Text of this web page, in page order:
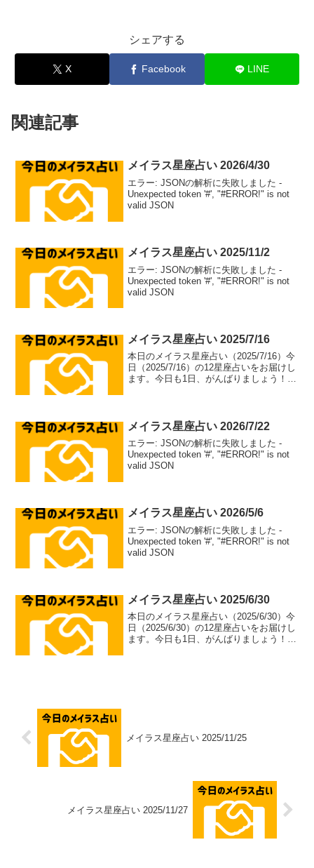
シェアする
X Facebook LINE
関連記事
メイラス星座占い 2026/4/30
エラー: JSONの解析に失敗しました -
Unexpected token '#', "#ERROR!" is not
valid JSON
メイラス星座占い 2025/11/2
エラー: JSONの解析に失敗しました -
Unexpected token '#', "#ERROR!" is not
valid JSON
メイラス星座占い 2025/7/16
本日のメイラス星座占い（2025/7/16）今
日（2025/7/16）の12星座占いをお届けし
ます。今日も1日、がんばりましょう！牡
メイラス星座占い 2026/7/22
エラー: JSONの解析に失敗しました -
Unexpected token '#', "#ERROR!" is not
valid JSON
メイラス星座占い 2026/5/6
エラー: JSONの解析に失敗しました -
Unexpected token '#', "#ERROR!" is not
valid JSON
メイラス星座占い 2025/6/30
本日のメイラス星座占い（2025/6/30）今
日（2025/6/30）の12星座占いをお届けし
ます。今日も1日、がんばりましょう！牡
メイラス星座占い 2025/11/25
メイラス星座占い 2025/11/27